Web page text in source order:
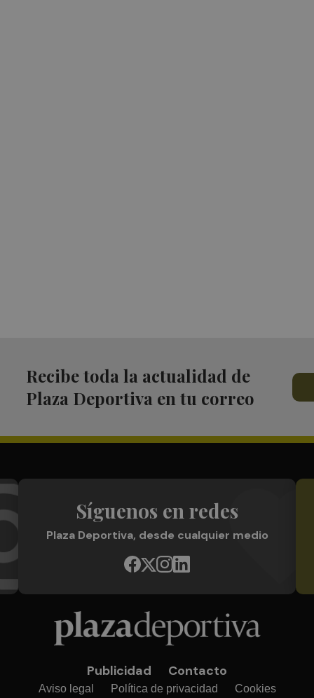
Recibe toda la actualidad de
Plaza Deportiva en tu correo
Síguenos en redes
Plaza Deportiva, desde cualquier medio
Publicidad Contacto
Aviso legal Política de privacidad Cookies